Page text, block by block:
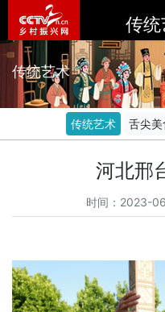
传统
传统艺术
传统艺术 舌尖美
河北邢
时间：2023-